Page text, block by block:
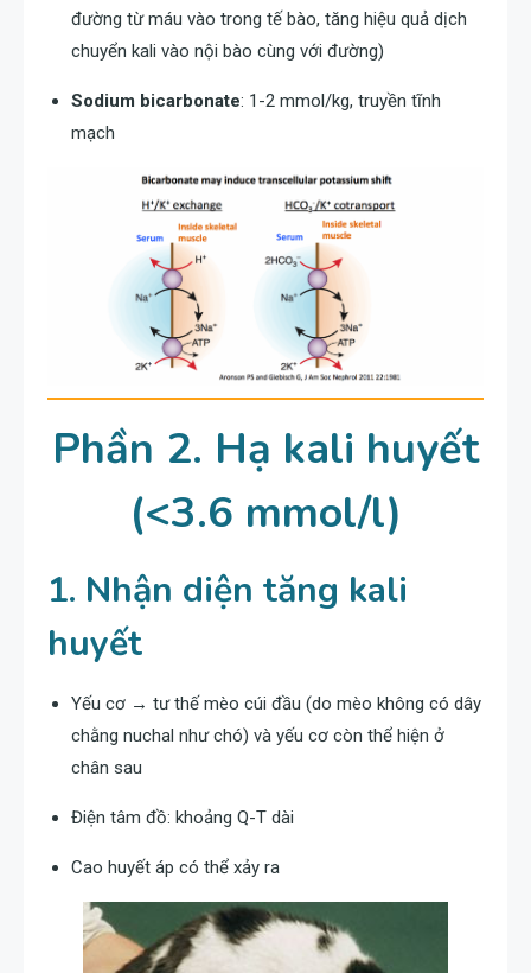
đường từ máu vào trong tế bào, tăng hiệu quả dịch
chuyển kali vào nội bào cùng với đường)
Sodium bicarbonate: 1-2 mmol/kg, truyền tĩnh
mạch
Phần 2. Hạ kali huyết
(<3.6 mmol/l)
1. Nhận diện tăng kali
huyết
Yếu cơ → tư thế mèo cúi đầu (do mèo không có dây
chằng nuchal như chó) và yếu cơ còn thể hiện ở
chân sau
Điện tâm đồ: khoảng Q-T dài
Cao huyết áp có thể xảy ra